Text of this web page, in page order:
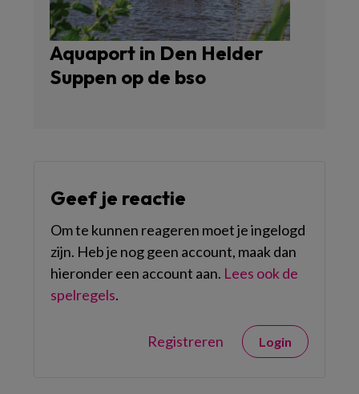
Aquaport in Den Helder
Suppen op de bso
Geef je reactie
Om te kunnen reageren moet je ingelogd
zijn. Heb je nog geen account, maak dan
hieronder een account aan. Lees ook de
spelregels.
Registreren Login